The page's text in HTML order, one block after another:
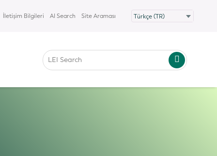
İletişim Bilgileri AI Search Site Araması